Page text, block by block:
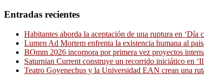
Entradas recientes
Habitantes aborda la aceptación de una ruptura en ‘Día
Lumen Ad Mortem enfrenta la existencia humana al
BOmm 2026 incorpora por primera vez proyectos
Saturnian Current construye un recorrido iniciático en
Teatro Goyenechus y la Universidad EAN crean una